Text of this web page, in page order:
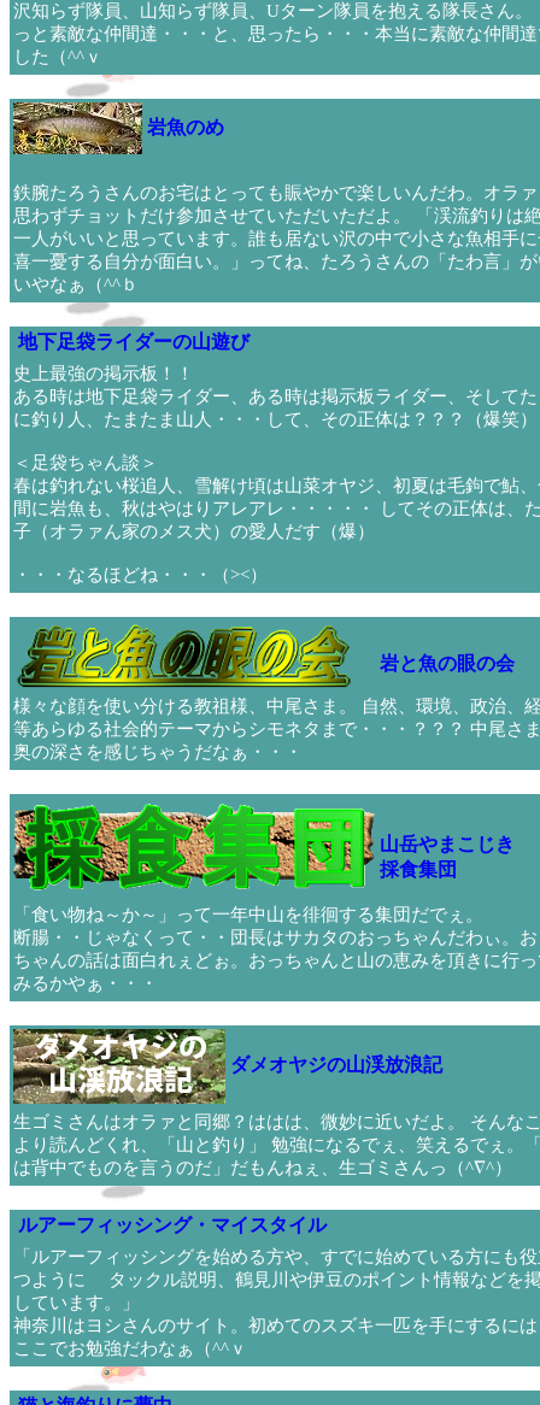
沢知らず隊員、山知らず隊員、Uターン隊員を抱える隊長さん。
っと素敵な仲間達・・・と、思ったら・・・本当に素敵な仲間
した（^^ｖ
岩魚のめ
鉄腕たろうさんのお宅はとっても賑やかで楽しいんだわ。オラ
思わずチョットだけ参加させていただいただよ。 「渓流釣りは
一人がいいと思っています。誰も居ない沢の中で小さな魚相手
喜一憂する自分が面白い。」ってね、たろうさんの「たわ言」
いやなぁ（^^ｂ
地下足袋ライダーの山遊び
史上最強の掲示板！！
ある時は地下足袋ライダー、ある時は掲示板ライダー、そして
に釣り人、たまたま山人・・・して、その正体は？？？（爆笑）
＜足袋ちゃん談＞
春は釣れない桜追人、雪解け頃は山菜オヤジ、初夏は毛鉤で鮎
間に岩魚も、秋はやはりアレアレ・・・・・ してその正体は、
子（オラァん家のメス犬）の愛人だす（爆）
・・・なるほどね・・・（><）
岩と魚の眼の会
様々な顔を使い分ける教祖様、中尾さま。 自然、環境、政治、
等あらゆる社会的テーマからシモネタまで・・・？？？ 中尾さ
奥の深さを感じちゃうだなぁ・・・
山岳やまこじき
採食集団
「食い物ね～か～」って一年中山を徘徊する集団だでぇ。
断腸・・じゃなくって・・団長はサカタのおっちゃんだわぃ。
ちゃんの話は面白れぇどぉ。おっちゃんと山の恵みを頂きに行
みるかやぁ・・・
ダメオヤジの山渓放浪記
生ゴミさんはオラァと同郷？ははは、微妙に近いだよ。 そんな
より読んどくれ、「山と釣り」 勉強になるでぇ、笑えるでぇ。
は背中でものを言うのだ」だもんねぇ、生ゴミさんっ（^∇^）
ルアーフィッシング・マイスタイル
「ルアーフィッシングを始める方や、すでに始めている方にも
つように タックル説明、鶴見川や伊豆のポイント情報などを
しています。」
神奈川はヨシさんのサイト。初めてのスズキ一匹を手にするに
ここでお勉強だわなぁ（^^ｖ